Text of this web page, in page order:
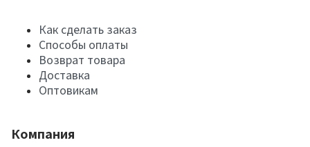
Как сделать заказ
Способы оплаты
Возврат товара
Доставка
Оптовикам
Компания